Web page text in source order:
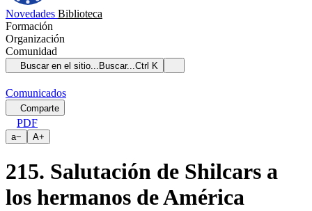
Novedades Biblioteca
Formación
Organización
Comunidad
Buscar en el sitio... Buscar...Ctrl K
Comunicados
Comparte
PDF
a− A+
215. Salutación de Shilcars a
los hermanos de América